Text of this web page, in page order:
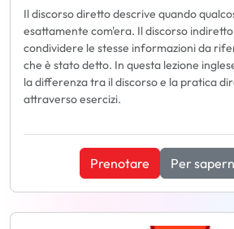
Il discorso diretto descrive quando
esattamente com'era. Il discorso
condividere le stesse informazioni da
che è stato detto. In questa lezione
la differenza tra il discorso e la pratica
attraverso esercizi.
Prenotare Per